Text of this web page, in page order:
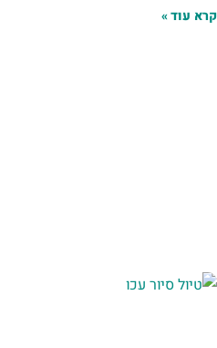
קרא עוד »